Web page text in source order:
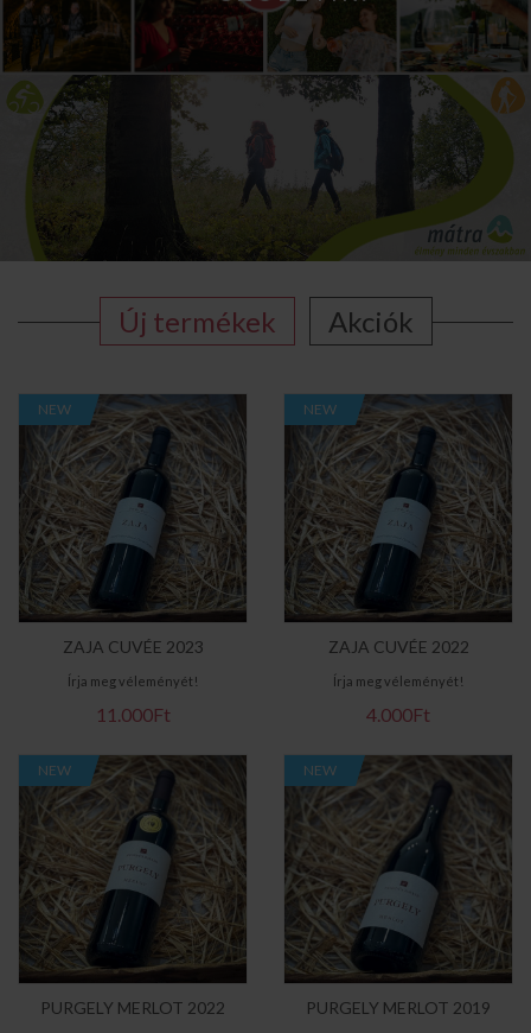
Új termékek Akciók
NEW
ZAJA CUVÉE 2023
Írja meg véleményét!
11.000Ft
NEW
ZAJA CUVÉE 2022
Írja meg véleményét!
4.000Ft
NEW
PURGELY MERLOT 2022
NEW
PURGELY MERLOT 2019